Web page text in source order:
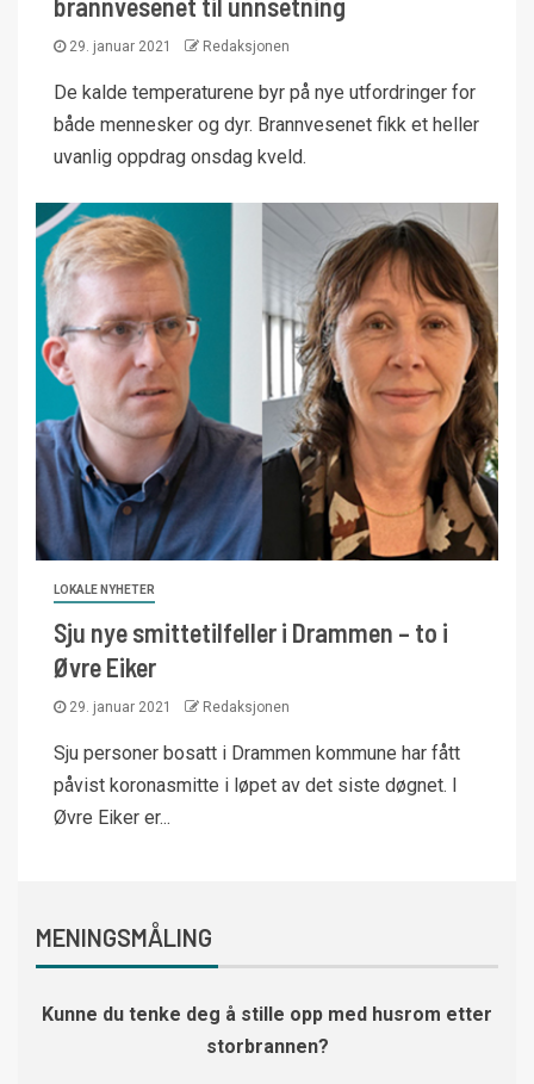
29. januar 2021 Redaksjonen
De kalde temperaturene byr på nye utfordringer for
både mennesker og dyr. Brannvesenet fikk et heller
uvanlig oppdrag onsdag kveld.
LOKALE NYHETER
Sju nye smittetilfeller i Drammen – to i
Øvre Eiker
29. januar 2021 Redaksjonen
Sju personer bosatt i Drammen kommune har fått
påvist koronasmitte i løpet av det siste døgnet. I
Øvre Eiker er...
MENINGSMÅLING
Kunne du tenke deg å stille opp med husrom etter
storbrannen?